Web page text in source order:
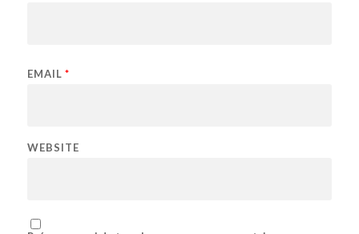
EMAIL *
WEBSITE